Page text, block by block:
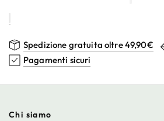
Spedizione gratuita oltre 49,90€
Pagamenti sicuri
Chi siamo